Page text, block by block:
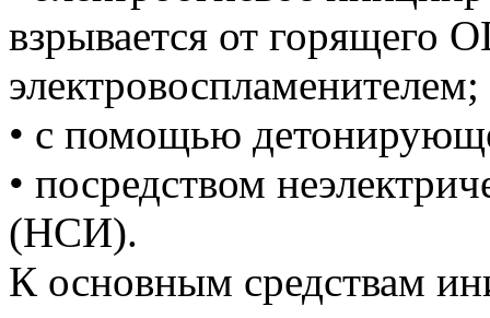
взрывается от
электровоспламенителем;
• с помощью
• посредством
(НСИ).
К основным средствам